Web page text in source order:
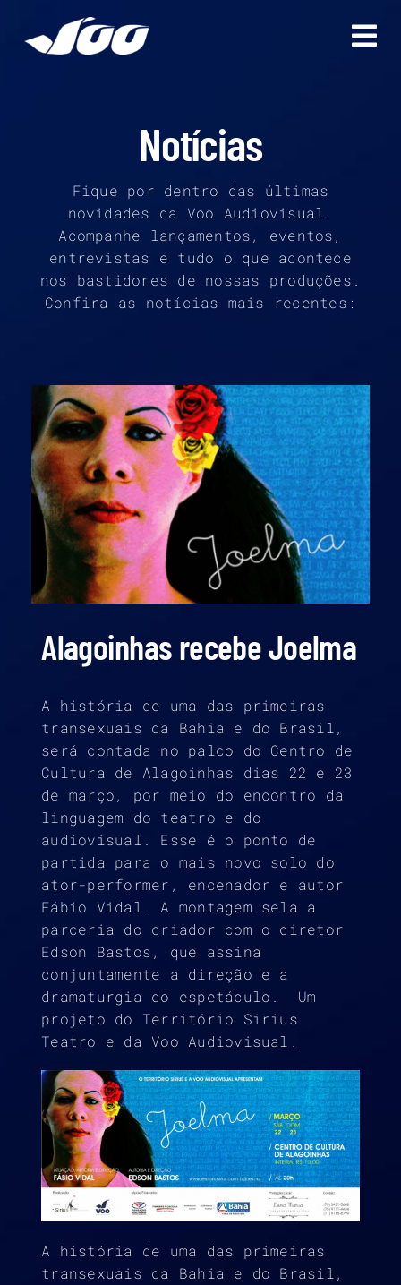
para
Notícias
Fique por dentro das últimas
novidades da Voo Audiovisual.
Acompanhe lançamentos, eventos,
entrevistas e tudo o que acontece
nos bastidores de nossas produções.
Confira as notícias mais recentes:
Alagoinhas recebe Joelma
A história de uma das primeiras
transexuais da Bahia e do Brasil,
será contada no palco do Centro de
Cultura de Alagoinhas dias 22 e 23
de março, por meio do encontro da
linguagem do teatro e do
audiovisual. Esse é o ponto de
partida para o mais novo solo do
ator-performer, encenador e autor
Fábio Vidal. A montagem sela a
parceria do criador com o diretor
Edson Bastos, que assina
conjuntamente a direção e a
dramaturgia do espetáculo. Um
projeto do Território Sirius
Teatro e da Voo Audiovisual.
A história de uma das primeiras
transexuais da Bahia e do Brasil,